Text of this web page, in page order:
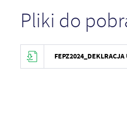
Pliki do